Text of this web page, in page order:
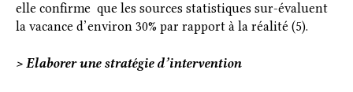
elle confirme que les sources statistiques sur-évaluent
la vacance d’environ 30% par rapport à la réalité (5).
> Elaborer une stratégie d’intervention